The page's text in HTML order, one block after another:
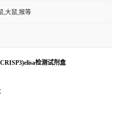
,大鼠,猴等
检测试剂盒